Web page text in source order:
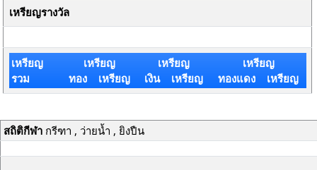
เหรียญรางวัล
เหรียญ
รวม
เหรียญ
ทอง เหรียญ
เหรียญ
เงิน เหรียญ
เหรียญ
ทองแดง เหรียญ
สถิติกีฬากรีฑา , ว่ายน้ำ , ยิงปืน